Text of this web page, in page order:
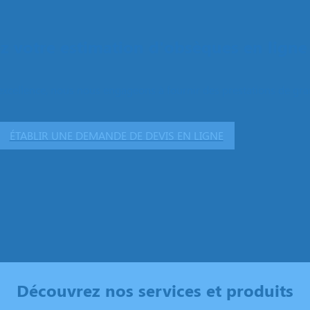
ÉTABLIR UNE DEMANDE DE DEVIS EN LIGNE
Découvrez nos services et produits